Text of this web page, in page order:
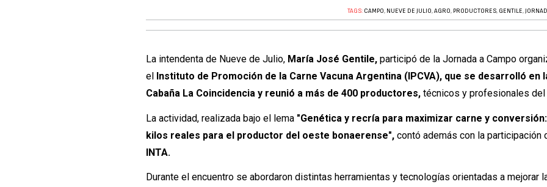
TAGS: CAMPO, NUEVE DE JULIO,AGRO, PRODUCTORES, GENTILE,
La intendenta de Nueve de Julio, María José Gentile, participó de la Jornada a Campo
el
Instituto de Promoción de la Carne Vacuna Argentina (IPCVA), que se desarrolló en
Cabaña La Coincidencia y reunió a más de 400 productores, técnicos y profesionales del
La actividad, realizada bajo el lema "Genética y recría para maximizar carne y
kilos reales para el productor del oeste bonaerense", contó además con la participación
INTA.
Durante el encuentro se abordaron distintas herramientas y tecnologías orientadas a mejorar